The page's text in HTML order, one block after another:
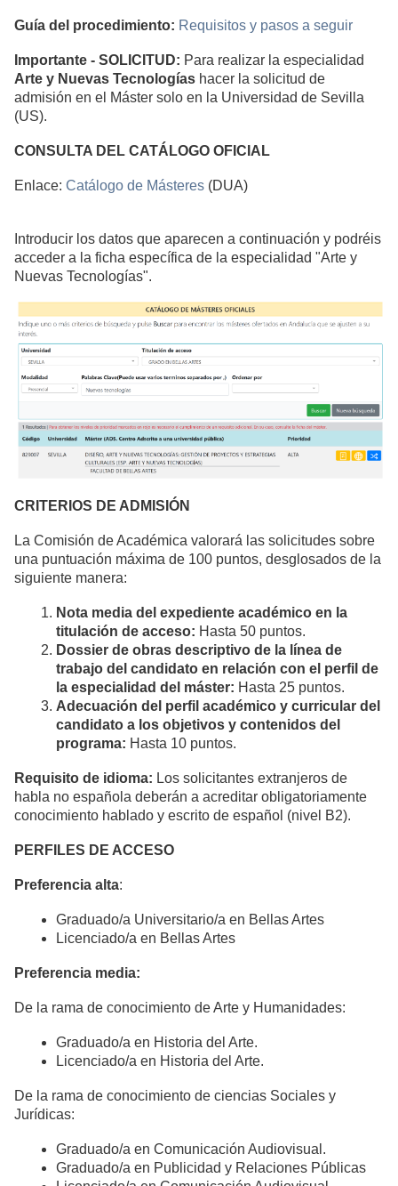
Guía del procedimiento: Requisitos y pasos a seguir
Importante - SOLICITUD: Para realizar la especialidad
Arte y Nuevas Tecnologías hacer la solicitud de
admisión en el Máster solo en la Universidad de Sevilla
(US).
CONSULTA DEL CATÁLOGO OFICIAL
Enlace: Catálogo de Másteres (DUA)
Introducir los datos que aparecen a continuación y podréis
acceder a la ficha específica de la especialidad "Arte y
Nuevas Tecnologías".
CRITERIOS DE ADMISIÓN
La Comisión de Académica valorará las solicitudes sobre
una puntuación máxima de 100 puntos, desglosados de la
siguiente manera:
Nota media del expediente académico en la
titulación de acceso: Hasta 50 puntos.
Dossier de obras descriptivo de la línea de
trabajo del candidato en relación con el perfil de
la especialidad del máster: Hasta 25 puntos.
Adecuación del perfil académico y curricular del
candidato a los objetivos y contenidos del
programa: Hasta 10 puntos.
Requisito de idioma: Los solicitantes extranjeros de
habla no española deberán a acreditar obligatoriamente
conocimiento hablado y escrito de español (nivel B2).
PERFILES DE ACCESO
Preferencia alta:
Graduado/a Universitario/a en Bellas Artes
Licenciado/a en Bellas Artes
Preferencia media:
De la rama de conocimiento de Arte y Humanidades:
Graduado/a en Historia del Arte.
Licenciado/a en Historia del Arte.
De la rama de conocimiento de ciencias Sociales y
Jurídicas:
Graduado/a en Comunicación Audiovisual.
Graduado/a en Publicidad y Relaciones Públicas